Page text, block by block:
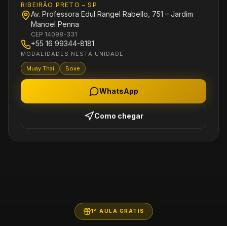
RIBEIRÃO PRETO –SP
Av. Professora Edul Rangel Rabello, 751 – Jardim
Manoel Penna
CEP 14098-331
+55 16 99344-8181
MODALIDADES NESTA UNIDADE
Muay Thai Boxe
WhatsApp
Como chegar
1ª AULA GRÁTIS